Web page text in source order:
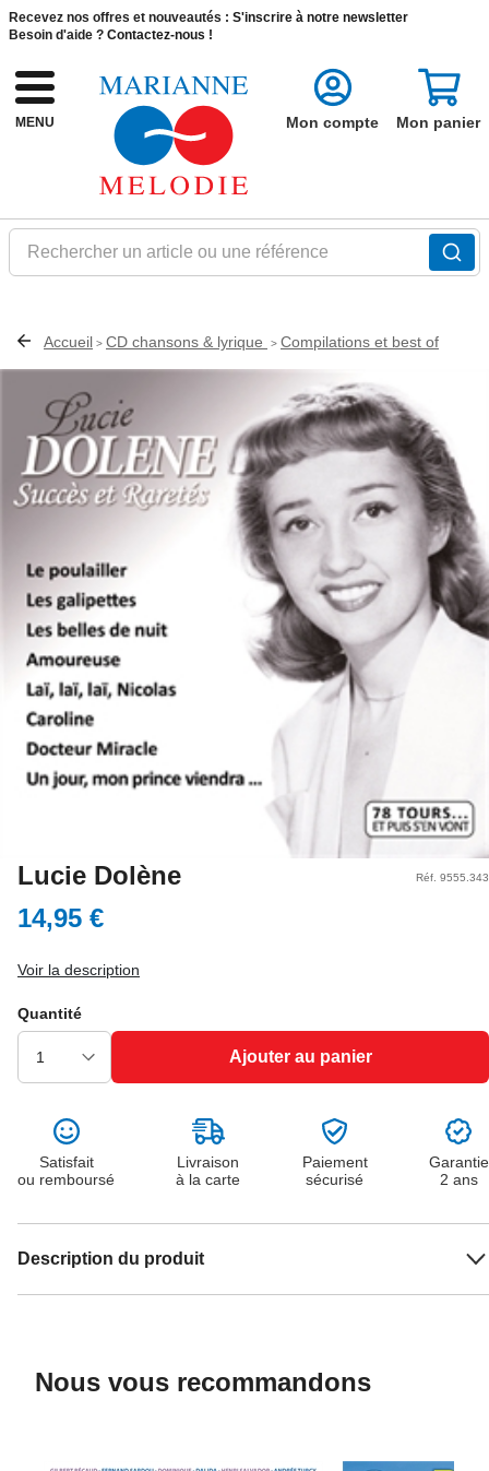
Recevez nos offres et nouveautés : S'inscrire à notre newsletter
Besoin d'aide ? Contactez-nous !
MENU
Rechercher un article ou une référence
Mon compte Mon panier
Accueil > CD chansons & lyrique > Compilations et best of
Lucie Dolène Réf. 9555.343
14,95 €
Voir la description
Quantité
Ajouter au panier
Satisfait
ou remboursé
Livraison
à la carte
Paiement
sécurisé
Garantie
2 ans
Description du produit
Nous vous recommandons